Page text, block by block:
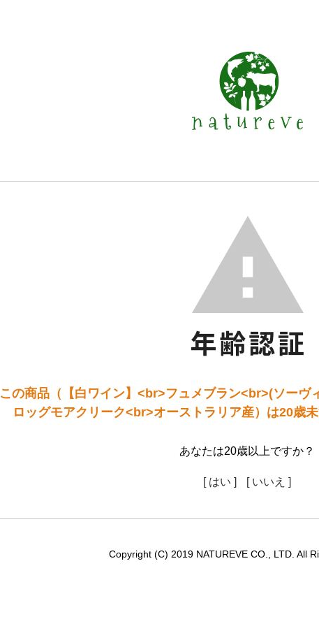
この商品（【白ワイン】<br>フュメブラン<br>(ソーヴ
ロッグモアクリーク<br>オーストラリア産）は20歳
あなたは20歳以上ですか？
[ はい ] [ いいえ ]
Copyright (C) 2019 NATUREVE CO., LTD. All